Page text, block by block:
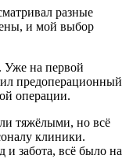
разные
и мой выбор
на первой
предоперационный
операции.
тяжёлыми, но всё
клиники.
и забота, всё было на